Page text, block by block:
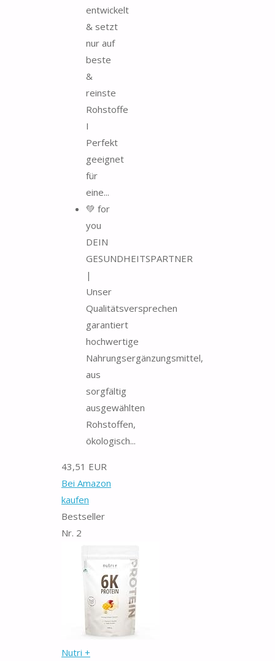
entwickelt
& setzt
nur auf
beste
&
reinste
Rohstoffe
I
Perfekt
geeignet
für
eine...
💚 for
you
DEIN
GESUNDHEITSPARTNER
|
Unser
Qualitätsversprechen
garantiert
hochwertige
Nahrungsergänzungsmittel,
aus
sorgfältig
ausgewählten
Rohstoffen,
ökologisch...
43,51 EUR
Bei Amazon
kaufen
Bestseller
Nr. 2
Nutri +